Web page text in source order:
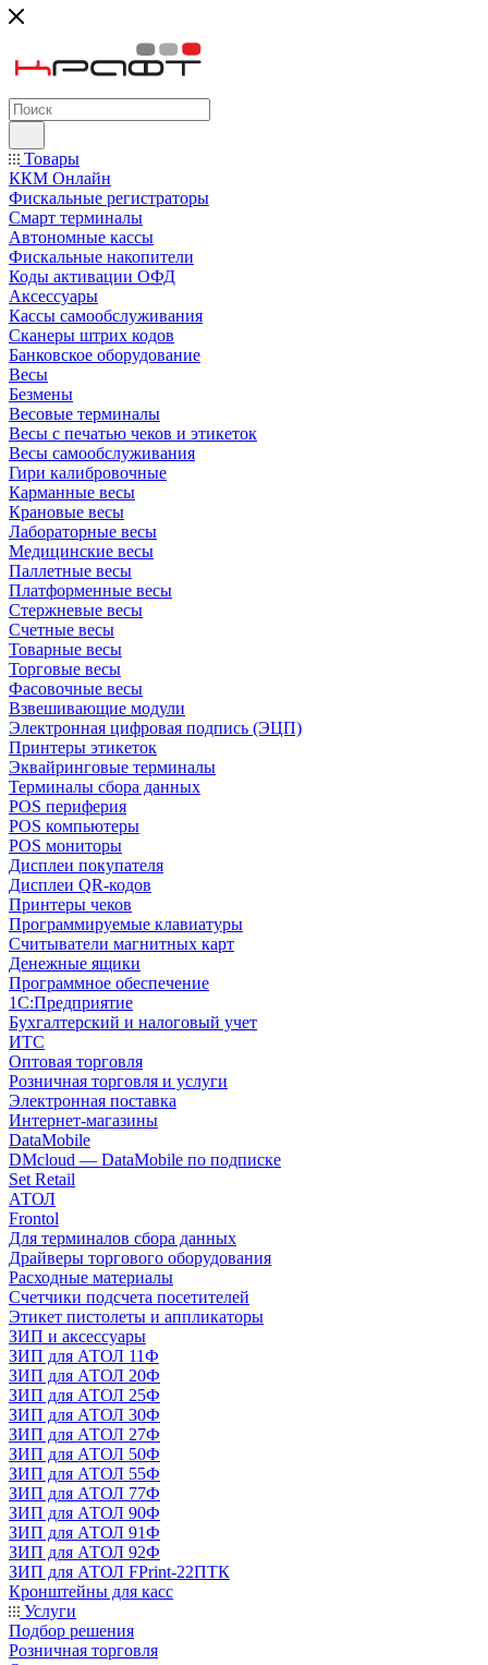
Товары
ККМ Онлайн
Фискальные регистраторы
Смарт терминалы
Автономные кассы
Фискальные накопители
Коды активации ОФД
Аксессуары
Кассы самообслуживания
Сканеры штрих кодов
Банковское оборудование
Весы
Безмены
Весовые терминалы
Весы с печатью чеков и этикеток
Весы самообслуживания
Гири калибровочные
Карманные весы
Крановые весы
Лабораторные весы
Медицинские весы
Паллетные весы
Платформенные весы
Стержневые весы
Счетные весы
Товарные весы
Торговые весы
Фасовочные весы
Взвешивающие модули
Электронная цифровая подпись (ЭЦП)
Принтеры этикеток
Эквайринговые терминалы
Терминалы сбора данных
POS периферия
POS компьютеры
POS мониторы
Дисплеи покупателя
Дисплеи QR-кодов
Принтеры чеков
Программируемые клавиатуры
Считыватели магнитных карт
Денежные ящики
Программное обеспечение
1С:Предприятие
Бухгалтерский и налоговый учет
ИТС
Оптовая торговля
Розничная торговля и услуги
Электронная поставка
Интернет-магазины
DataMobile
DMcloud — DataMobile по подписке
Set Retail
АТОЛ
Frontol
Для терминалов сбора данных
Драйверы торгового оборудования
Расходные материалы
Счетчики подсчета посетителей
Этикет пистолеты и аппликаторы
ЗИП и аксессуары
ЗИП для АТОЛ 11Ф
ЗИП для АТОЛ 20Ф
ЗИП для АТОЛ 25Ф
ЗИП для АТОЛ 30Ф
ЗИП для АТОЛ 27Ф
ЗИП для АТОЛ 50Ф
ЗИП для АТОЛ 55Ф
ЗИП для АТОЛ 77Ф
ЗИП для АТОЛ 90Ф
ЗИП для АТОЛ 91Ф
ЗИП для АТОЛ 92Ф
ЗИП для АТОЛ FPrint-22ПТК
Кронштейны для касс
Услуги
Подбор решения
Розничная торговля